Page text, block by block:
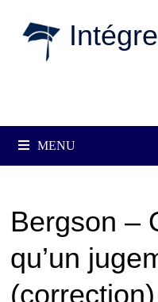
MENU
Bergson –
qu’un
(correction)